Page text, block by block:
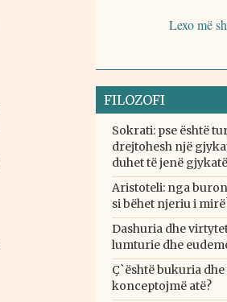
Lexo më
FILOZOFI
Sokrati: pse është
drejtohesh një
duhet të jenë
Aristoteli: nga
si bëhet njeriu i
Dashuria dhe
lumturie dhe
Ç`është bukuria dhe
konceptojmë atë?